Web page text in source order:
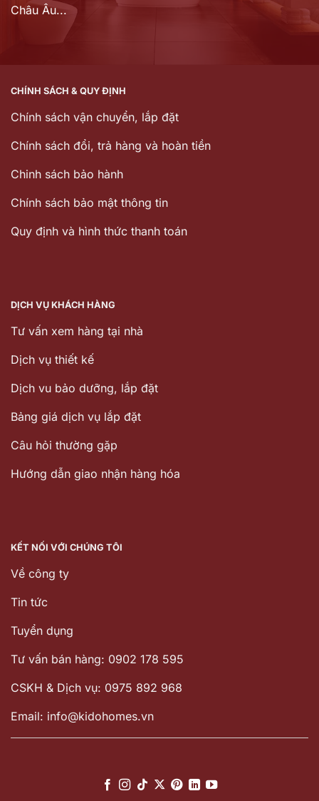
Châu Âu...
CHÍNH SÁCH & QUY ĐỊNH
Chính sách vận chuyển, lắp đặt
Chính sách đổi, trả hàng và hoàn tiền
Chinh sách bảo hành
Chính sách bảo mật thông tin
Quy định và hình thức thanh toán
DỊCH VỤ KHÁCH HÀNG
Tư vấn xem hàng tại nhà
Dịch vụ thiết kế
Dịch vu bảo dưỡng, lắp đặt
Bảng giá dịch vụ lắp đặt
Câu hỏi thường gặp
Hướng dẫn giao nhận hàng hóa
KẾT NỐI VỚI CHÚNG TÔI
Về công ty
Tin tức
Tuyển dụng
Tư vấn bán hàng: 0902 178 595
CSKH & Dịch vụ: 0975 892 968
Email: info@kidohomes.vn